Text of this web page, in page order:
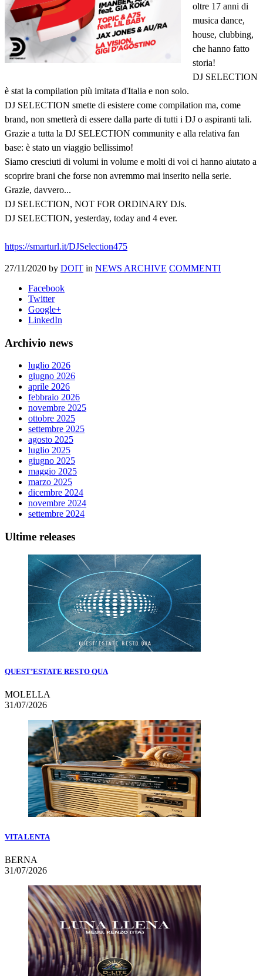
oltre 17 anni di
musica dance,
house, clubbing,
che hanno fatto
storia!
DJ SELECTION
è stat la compilation più imitata d'Italia e non solo.
DJ SELECTION smette di esistere come compilation ma, come
brand, non smetterà di essere dalla parte di tutti i DJ o aspiranti tali.
Grazie a tutta la DJ SELECTION community e alla relativa fan
base: è stato un viaggio bellissimo!
Siamo cresciuti di volumi in volume e molti di voi ci hanno aiutato a
scoprire brani che forse non avremmo mai inserito nella serie.
Grazie, davvero...
DJ SELECTION, NOT FOR ORDINARY DJs.
DJ SELECTION, yesterday, today and 4 ever.
https://smarturl.it/DJSelection475
27/11/2020 by DOIT in NEWS ARCHIVE COMMENTI
Facebook
Twitter
Google+
LinkedIn
Archivio news
luglio 2026
giugno 2026
aprile 2026
febbraio 2026
novembre 2025
ottobre 2025
settembre 2025
agosto 2025
luglio 2025
giugno 2025
maggio 2025
marzo 2025
dicembre 2024
novembre 2024
settembre 2024
Ultime releases
QUEST’ESTATE RESTO QUA
MOLELLA
31/07/2026
VITA LENTA
BERNA
31/07/2026